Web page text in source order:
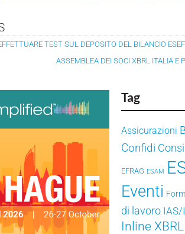
TEST SUL DEPOSITO DEL BILANCIO ESEF
ASSEMBLEA DEI SOCI XBRL ITALIA E
Tag
Assicurazioni
Confidi
EFRAG ESAM
Eventi
di lavoro IAS/
Inline XBRL